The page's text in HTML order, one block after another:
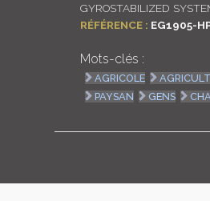
GYROSTABILIZED
RÉFÉRENCE : EG1905-
Mots-clés :
AGRICOLE
PAYSAN
GENS